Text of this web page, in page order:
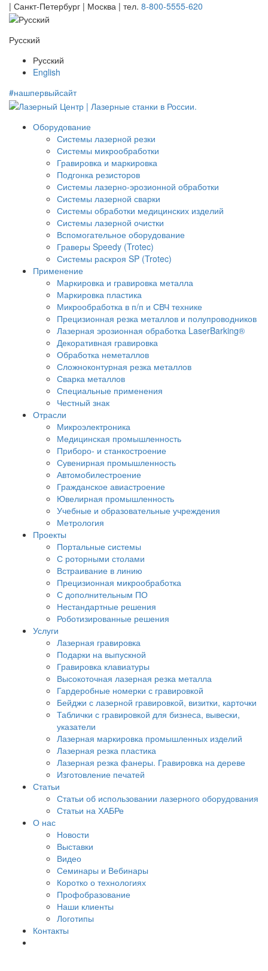
| Санкт-Петербург | Москва | тел. 8-800-5555-620
Русский
Русский
English
#нашпервыйсайт
Оборудование
Системы лазерной резки
Системы микрообработки
Гравировка и маркировка
Подгонка резисторов
Системы лазерно-эрозионной обработки
Системы лазерной сварки
Системы обработки медицинских изделий
Системы лазерной очистки
Вспомогательное оборудование
Граверы Speedy (Trotec)
Системы раскроя SP (Trotec)
Применение
Маркировка и гравировка металла
Маркировка пластика
Микрообработка в п/п и СВЧ технике
Прецизионная резка металлов и полупроводников
Лазерная эрозионная обработка LaserBarking®
Декоративная гравировка
Обработка неметаллов
Сложноконтурная резка металлов
Сварка металлов
Специальные применения
Честный знак
Отрасли
Микроэлектроника
Медицинская промышленность
Приборо- и станкостроение
Сувенирная промышленность
Автомобилестроение
Гражданское авиастроение
Ювелирная промышленность
Учебные и образовательные учреждения
Метрология
Проекты
Портальные системы
С роторными столами
Встраивание в линию
Прецизионная микрообработка
С дополнительным ПО
Нестандартные решения
Роботизированные решения
Услуги
Лазерная гравировка
Подарки на выпускной
Гравировка клавиатуры
Высокоточная лазерная резка металла
Гардеробные номерки с гравировкой
Бейджи с лазерной гравировкой, визитки, карточки
Таблички с гравировкой для бизнеса, вывески,
указатели
Лазерная маркировка промышленных изделий
Лазерная резка пластика
Лазерная резка фанеры. Гравировка на дереве
Изготовление печатей
Статьи
Статьи об использовании лазерного оборудования
Статьи на ХАБРе
О нас
Новости
Выставки
Видео
Семинары и Вебинары
Коротко о технологиях
Профобразование
Наши клиенты
Логотипы
Контакты